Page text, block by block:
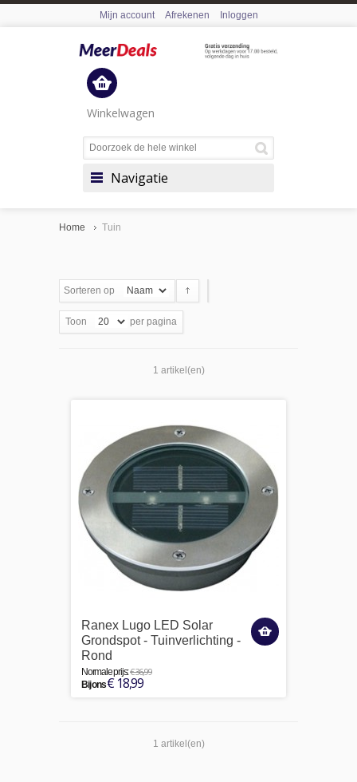
Mijn account Afrekenen Inloggen
Winkelwagen
Navigatie
Home Tuin
Sorteren op
Toon per pagina
1 artikel(en)
Ranex Lugo LED Solar
Grondspot - Tuinverlichting -
Rond
Normale prijs:€ 36,99
Bij ons€ 18,99
1 artikel(en)